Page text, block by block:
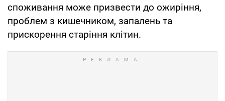
споживання може призвести до ожиріння,
проблем з кишечником, запалень та
прискорення старіння клітин.